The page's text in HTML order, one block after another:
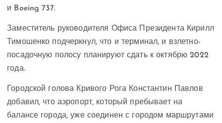
и Boeing 737.
Заместитель руководителя Офиса Президента Кирилл
Тимошенко подчеркнул, что и терминал, и взлетно-
посадочную полосу планируют сдать к октябрю 2022
года.
Городской голова Кривого Рога Константин Павлов
добавил, что аэропорт, который пребывает на
балансе города, уже соединен с городом маршрутами